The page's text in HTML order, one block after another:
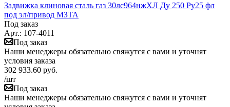
Задвижка клиновая сталь газ 30лс964нжХЛ Ду 250 Ру25 фл
под эл/привод МЗТА
Под заказ
Арт.: 107-4011
Под заказ
Наши менеджеры обязательно свяжутся с вами и уточнят
условия заказа
302 933.60 руб.
/шт
Под заказ
Наши менеджеры обязательно свяжутся с вами и уточнят